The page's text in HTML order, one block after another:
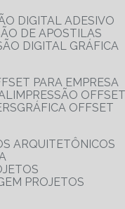
DIGITAL ADESIVO
DE APOSTILAS
DIGITAL GRÁFICA
PARA EMPRESA
IMPRESSÃO
GRÁFICA OFFSET
ARQUITETÔNICOS
PROJETOS